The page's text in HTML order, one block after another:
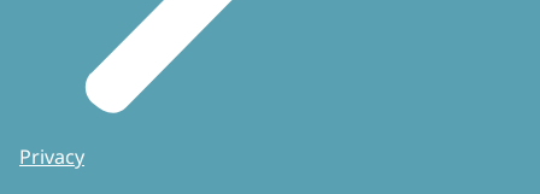
Privacy